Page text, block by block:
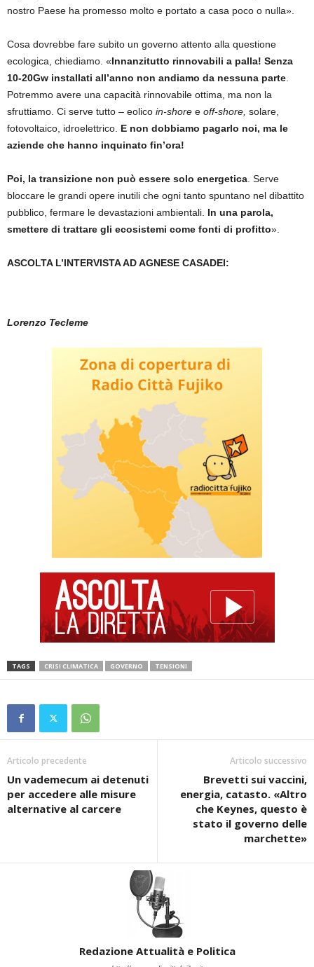
nostro Paese ha promesso molto e portato a casa poco o nulla».
Cosa dovrebbe fare subito un governo attento alla questione
ecologica, chiediamo. «Innanzitutto rinnovabili a palla! Senza
10-20Gw installati all’anno non andiamo da nessuna parte
Potremmo avere una capacità rinnovabile ottima, ma non la
sfruttiamo. Ci serve tutto – eolico in-shore e off-shore, solare,
fotovoltaico, idroelettrico. E non dobbiamo pagarlo noi, ma le
aziende che hanno inquinato fin’ora!
Poi, la transizione non può essere solo energetica . Serve
bloccare le grandi opere inutili che ogni tanto spuntano nel dibattito
pubblico, fermare le devastazioni ambientali. In una parola,
smettere di trattare gli ecosistemi come fonti di profitto».
ASCOLTA L’INTERVISTA AD AGNESE CASADEI:
Lorenzo Tecleme
TAGS CRISI CLIMATICA GOVERNO TENSIONI
Articolo precedente
Un vademecum ai detenuti
per accedere alle misure
alternative al carcere
Articolo successivo
Brevetti sui vaccini,
energia, catasto. «Altro
che Keynes, questo è
stato il governo delle
marchette»
Redazione Attualità e Politica